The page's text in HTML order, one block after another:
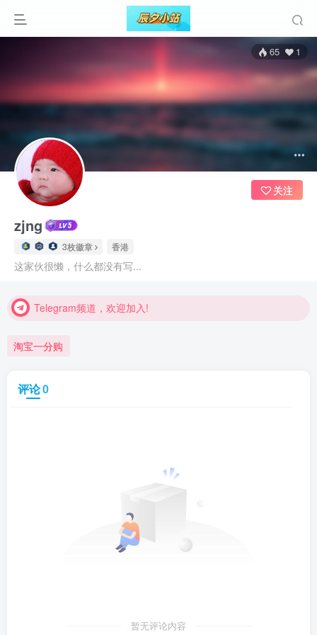
65 1
zjng
3枚徽章 香港
这家伙很懒，什么都没有写...
关注
Telegram频道，欢迎加入!
Telegram频道，欢迎加入!
淘宝一分购
评论0
暂无评论内容